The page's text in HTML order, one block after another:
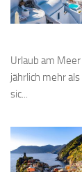
Urlaub am
jährlich mehr
sic...